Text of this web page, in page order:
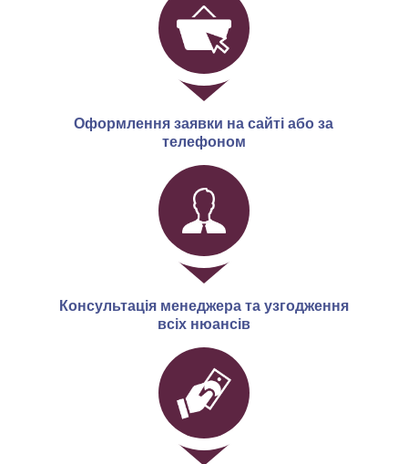
Оформлення заявки на сайті або за
телефоном
Консультація менеджера та узгодження
всіх нюансів